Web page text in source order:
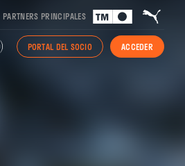
PARTNERS PRINCIPALES
PORTAL DEL SOCIO ACCEDER